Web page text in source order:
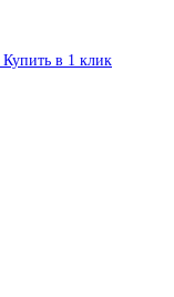
Купить в 1 клик